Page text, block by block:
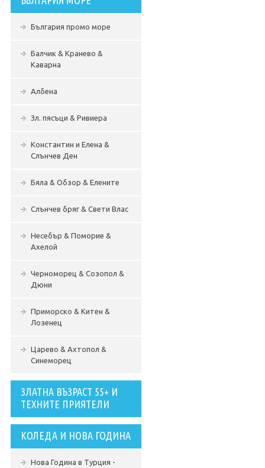
България промо море
Балчик & Кранево &
Каварна
Албена
Зл. пясъци & Ривиера
Константин и Елена &
Слънчев Ден
Бяла & Обзор & Елените
Слънчев бряг & Свети Влас
Несебър & Поморие &
Ахелой
Черноморец & Созопол &
Дюни
Приморско & Китен &
Лозенец
Царево & Ахтопол &
Синеморец
ЗЛАТНА ВЪЗРАСТ 55+ И
ТЕХНИТЕ ПРИЯТЕЛИ
КОЛЕДА И НОВА ГОДИНА
Нова Година в Турция -